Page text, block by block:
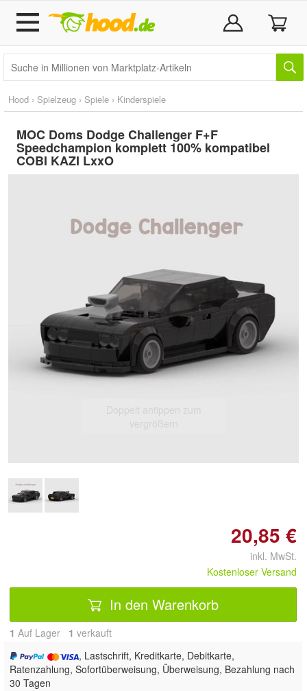
Hood › Spielzeug › Spiele › Kinderspiele
MOC Doms Dodge Challenger F+F
Speedchampion komplett 100% kompatibel
COBI KAZI LxxO
20,85 €
inkl. MwSt.
Kostenloser Versand
In den Warenkorb
1 Auf Lager 1 verkauft
, Lastschrift, Kreditkarte, Debitkarte,
Ratenzahlung, Sofortüberweisung, Überweisung, Bezahlung nach
30 Tagen